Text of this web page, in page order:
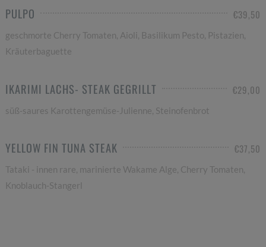
PULPO €39,50
geschmorte Cherry Tomaten, Aioli, Basilikum Pesto, Pistazien,
Kräuterbaguette
IKARIMI LACHS- STEAK GEGRILLT €29,00
süß-saures Karottengemüse-Julienne, Steinofenbrot
YELLOW FIN TUNA STEAK €37,50
Tataki - innen rare, marinierte Wakame Alge, Cherry Tomaten,
Knoblauch-Stangerl